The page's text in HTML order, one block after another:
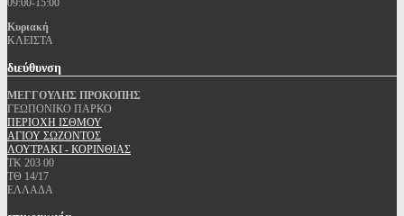
09:00-15:00
Κυριακή
ΚΛΕΙΣΤΑ
διεύθυνση
ΜΕΓΓΟΥΛΗΣ ΠΡΟΚΟΠΗΣ
ΓΕΩΠΟΝΙΚΟ ΠΑΡΚΟ
ΠΕΡΙΟΧΗ ΙΣΘΜΟΥ
ΑΓΙΟΥ ΣΩΖΟΝΤΟΣ
ΛΟΥΤΡΑΚΙ - ΚΟΡΙΝΘΙΑΣ
ΤΚ 203 00
ΤΘ 14/17
ΕΛΛΑΔΑ